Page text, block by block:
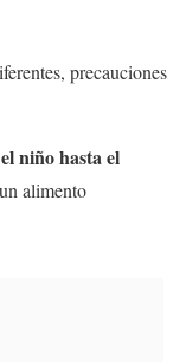
precauciones
niño hasta el
alimento